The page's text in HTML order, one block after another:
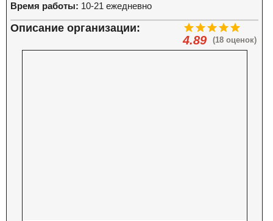
Время работы: 10-21 ежедневно
(18 оценок)
4.89
Описание организации: